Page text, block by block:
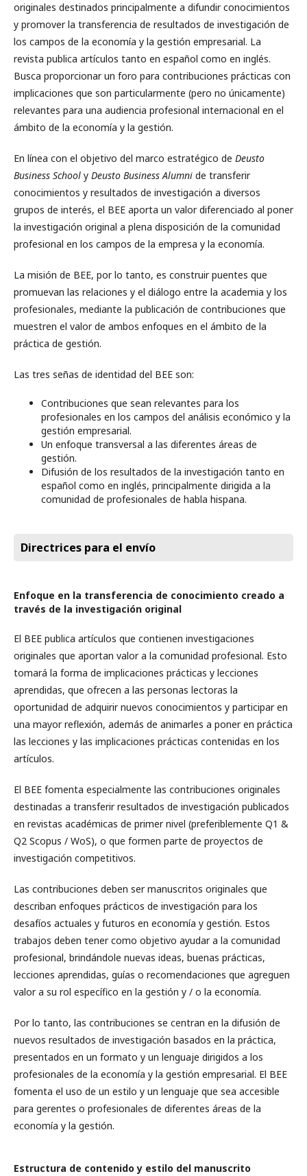
originales destinados principalmente a difundir conocimientos
y promover la transferencia de resultados de investigación de
los campos de la economía y la gestión empresarial. La
revista publica artículos tanto en español como en inglés.
Busca proporcionar un foro para contribuciones prácticas con
implicaciones que son particularmente (pero no únicamente)
relevantes para una audiencia profesional internacional en el
ámbito de la economía y la gestión.
En línea con el objetivo del marco estratégico de Deusto
Business School y Deusto Business Alumni de transferir
conocimientos y resultados de investigación a diversos
grupos de interés, el BEE aporta un valor diferenciado al poner
la investigación original a plena disposición de la comunidad
profesional en los campos de la empresa y la economía.
La misión de BEE, por lo tanto, es construir puentes que
promuevan las relaciones y el diálogo entre la academia y los
profesionales, mediante la publicación de contribuciones que
muestren el valor de ambos enfoques en el ámbito de la
práctica de gestión.
Las tres señas de identidad del BEE son:
Contribuciones que sean relevantes para los
profesionales en los campos del análisis económico y la
gestión empresarial.
Un enfoque transversal a las diferentes áreas de
gestión.
Difusión de los resultados de la investigación tanto en
español como en inglés, principalmente dirigida a la
comunidad de profesionales de habla hispana.
Directrices para el envío
Enfoque en la transferencia de conocimiento creado a
través de la investigación original
El BEE publica artículos que contienen investigaciones
originales que aportan valor a la comunidad profesional. Esto
tomará la forma de implicaciones prácticas y lecciones
aprendidas, que ofrecen a las personas lectoras la
oportunidad de adquirir nuevos conocimientos y participar en
una mayor reflexión, además de animarles a poner en práctica
las lecciones y las implicaciones prácticas contenidas en los
artículos.
El BEE fomenta especialmente las contribuciones originales
destinadas a transferir resultados de investigación publicados
en revistas académicas de primer nivel (preferiblemente Q1 &
Q2 Scopus / WoS), o que formen parte de proyectos de
investigación competitivos.
Las contribuciones deben ser manuscritos originales que
describan enfoques prácticos de investigación para los
desafíos actuales y futuros en economía y gestión. Estos
trabajos deben tener como objetivo ayudar a la comunidad
profesional, brindándole nuevas ideas, buenas prácticas,
lecciones aprendidas, guías o recomendaciones que agreguen
valor a su rol específico en la gestión y / o la economía.
Por lo tanto, las contribuciones se centran en la difusión de
nuevos resultados de investigación basados ​​en la práctica,
presentados en un formato y un lenguaje dirigidos a los
profesionales de la economía y la gestión empresarial. El BEE
fomenta el uso de un estilo y un lenguaje que sea accesible
para gerentes o profesionales de diferentes áreas de la
economía y la gestión.
Estructura de contenido y estilo del manuscrito